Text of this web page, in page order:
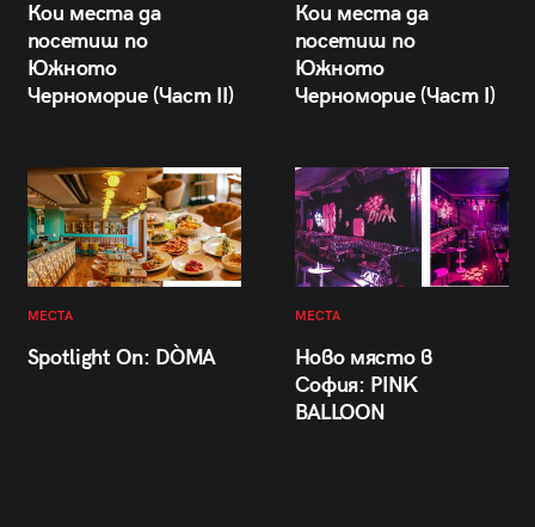
Кои места да
посетиш по
Южното
Черноморие (Част II)
Кои места да
посетиш по
Южното
Черноморие (Част I)
МЕСТА
Spotlight On: DÒMA
МЕСТА
Ново място в
София: PINK
BALLOON